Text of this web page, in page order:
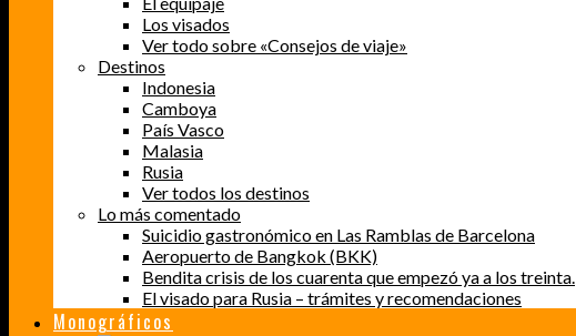
Los visados
Ver todo sobre «Consejos de viaje»
Destinos
Indonesia
Camboya
País Vasco
Malasia
Rusia
Ver todos los destinos
Lo más comentado
Suicidio gastronómico en Las Ramblas de Barcelona
Aeropuerto de Bangkok (BKK)
Bendita crisis de los cuarenta que empezó ya a los treinta.
El visado para Rusia – trámites y recomendaciones
Monográficos